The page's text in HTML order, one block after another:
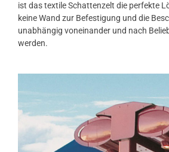
ist das textile Schattenzelt die perfekte
keine Wand zur Befestigung und die
unabhängig voneinander und nach
werden.